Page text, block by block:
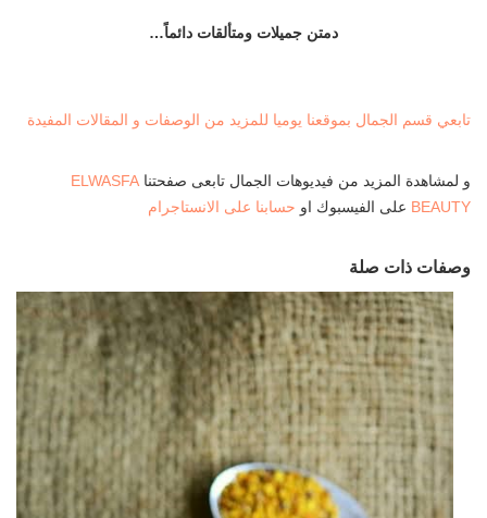
دمتن جميلات ومتألقات دائماً…
تابعي قسم الجمال بموقعنا يوميا للمزيد من الوصفات و المقالات المفيدة
و لمشاهدة المزيد من فيديوهات الجمال تابعى صفحتنا ELWASFA
BEAUTY على الفيسبوك او حسابنا على الانستاجرام
وصفات ذات صلة